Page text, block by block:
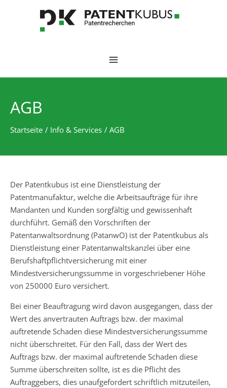
AGB
Startseite Info & Services AGB
Der Patentkubus ist eine Dienstleistung der
Patentmanufaktur, welche die Arbeitsaufträge für ihre
Mandanten und Kunden sorgfältig und gewissenhaft
durchführt. Gemäß den Vorschriften der
Patentanwaltsordnung (PatanwO) ist der Patentkubus als
Dienstleistung einer Patentanwaltskanzlei über eine
Berufshaftpflichtversicherung mit einer
Mindestversicherungssumme in vorgeschriebener Höhe
von 250000 Euro versichert.
Bei einer Beauftragung wird davon ausgegangen, dass der
Wert des anvertrauten Auftrags bzw. der maximal
auftretende Schaden diese Mindestversicherungssumme
nicht überschreitet. Für den Fall, dass der Wert des
Auftrags bzw. der maximal auftretende Schaden diese
Summe überschreiten sollte, ist es die Pflicht des
Auftraggebers, dies unaufgefordert schriftlich mitzuteilen,